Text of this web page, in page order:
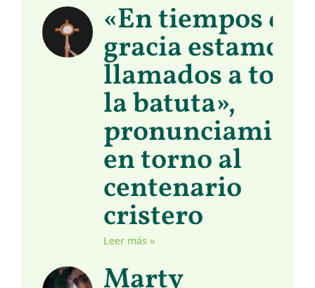
«En tiempos de
gracia estamos
llamados a
la batuta»,
en torno al
centenario
cristero
Leer más »